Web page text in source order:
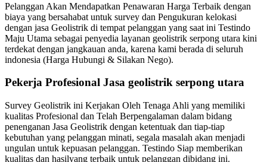
Pelanggan Akan Mendapatkan Penawaran Harga Terbaik dengan
biaya yang bersahabat untuk survey dan Pengukuran kelokasi
dengan jasa Geolistrik di tempat pelanggan yang saat ini Testindo
Maju Utama sebagai penyedia layanan geolistrik serpong utara kini
terdekat dengan jangkauan anda, karena kami berada di seluruh
indonesia (Harga Hubungi & Silakan Nego).
Pekerja Profesional Jasa geolistrik serpong utara
Survey Geolistrik ini Kerjakan Oleh Tenaga Ahli yang memiliki
kualitas Profesional dan Telah Berpengalaman dalam bidang
penenganan Jasa Geolistrik dengan ketentuak dan tiap-tiap
kebutuhan yang pelanggan minati, segala masalah akan menjadi
ungulan untuk kepuasan pelanggan. Testindo Siap memberikan
kualitas dan hasilyang terbaik untuk pelanggan dibidang ini.